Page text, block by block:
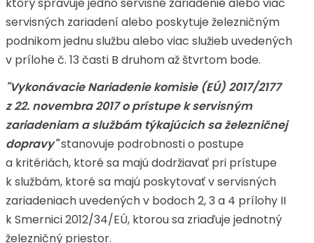
servisných zariadení alebo poskytuje železničným
podnikom jednu službu alebo viac služieb uvedených
v prílohe č. 13 časti B druhom až štvrtom bode.
"Vykonávacie Nariadenie komisie (EÚ) 2017/2177
z 22. novembra 2017 o prístupe k servisným
zariadeniam a službám týkajúcich sa železničnej
dopravy"stanovuje podrobnosti o postupe
a kritériách, ktoré sa majú dodržiavať pri prístupe
k službám, ktoré sa majú poskytovať v servisných
zariadeniach uvedených v bodoch 2, 3 a 4 prílohy II
k Smernici 2012/34/EÚ, ktorou sa zriaďuje jednotný
železničný priestor.